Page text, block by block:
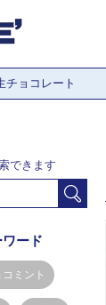
チョコレート
できます
ード
コミント